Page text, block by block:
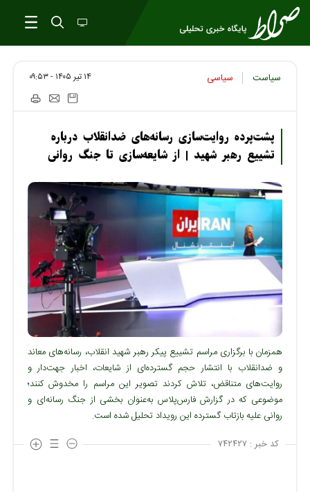
سیاست سیاسی ۱۴ تير ۱۴۰۵ - ۰۹:۵۳
پشت‌پرده روایت‌سازی رسانه‌های ضدانقلاب درباره
تشییع رهبر شهید | از شایعه‌سازی تا جنگ روانی
همزمان با برگزاری مراسم تشییع پیکر رهبر شهید انقلاب، رسانه‌های معاند
و ضدانقلاب با انتشار حجم گسترده‌ای از شایعات، اخبار جهت‌دار و
روایت‌های متناقض، تلاش کردند تصویر این مراسم را مخدوش کنند؛
موضوعی که در گزارش فارس‌پلاس به‌عنوان بخشی از جنگ رسانه‌ای و
روانی علیه بازتاب گسترده این رویداد تحلیل شده است.
کد خبر : ۷۴۲۴۲۷